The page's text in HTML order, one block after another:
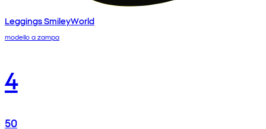
Leggings SmileyWorld
modello a zampa
4
50